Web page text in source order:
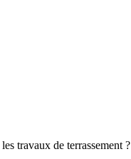
travaux de terrassement ?